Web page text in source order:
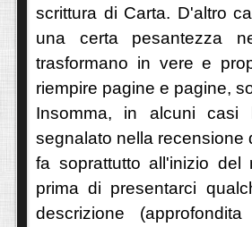
scrittura di Carta. D'altro
una certa pesantezza
trasformano in vere e
riempire pagine e pagine,
Insomma, in alcuni casi
segnalato nella recensione
fa soprattutto all'inizio del
prima di presentarci
descrizione